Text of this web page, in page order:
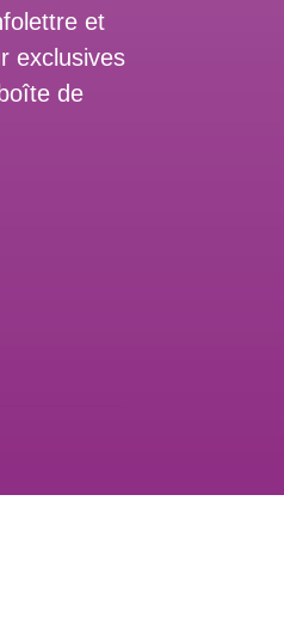
et
exclusives
de